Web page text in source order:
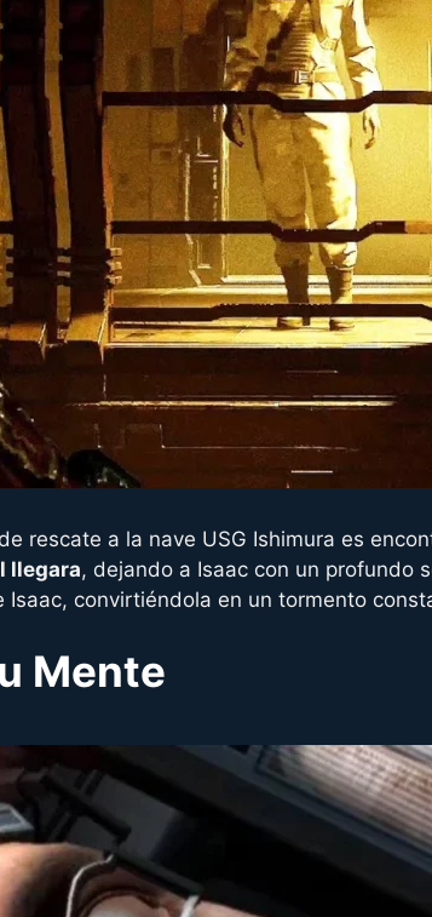
rescate a la nave USG Ishimura es
llegara, dejando a Isaac con un profundo
convirtiéndola en un tormento
Mente